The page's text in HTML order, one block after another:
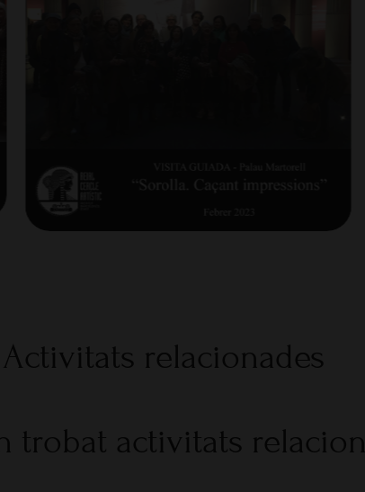
Activitats relacionades
trobat activitats